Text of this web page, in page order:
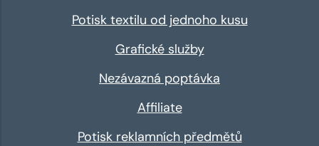
Potisk textilu od jednoho kusu
Grafické služby
Nezávazná poptávka
Affiliate
Potisk reklamních předmětů